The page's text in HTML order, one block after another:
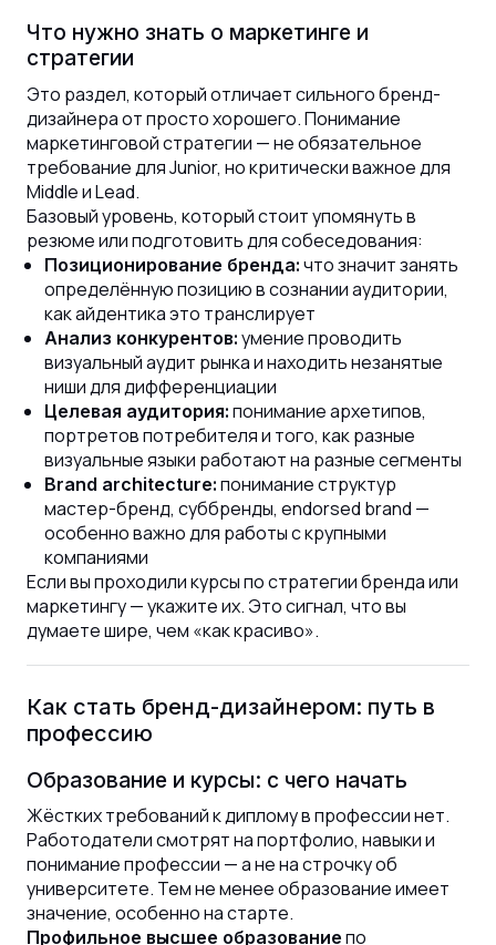
Что нужно знать о маркетинге и
стратегии
Это раздел, который отличает сильного бренд-
дизайнера от просто хорошего. Понимание
маркетинговой стратегии — не обязательное
требование для Junior, но критически важное для
Middle и Lead.
Базовый уровень, который стоит упомянуть в
резюме или подготовить для собеседования:
Позиционирование бренда: что значит занять
определённую позицию в сознании аудитории,
как айдентика это транслирует
Анализ конкурентов: умение проводить
визуальный аудит рынка и находить незанятые
ниши для дифференциации
Целевая аудитория: понимание архетипов,
портретов потребителя и того, как разные
визуальные языки работают на разные сегменты
Brand architecture: понимание структур
мастер-бренд, суббренды, endorsed brand —
особенно важно для работы с крупными
компаниями
Если вы проходили курсы по стратегии бренда или
маркетингу — укажите их. Это сигнал, что вы
думаете шире, чем «как красиво».
Как стать бренд-дизайнером: путь в
профессию
Образование и курсы: с чего начать
Жёстких требований к диплому в профессии нет.
Работодатели смотрят на портфолио, навыки и
понимание профессии — а не на строчку об
университете. Тем не менее образование имеет
значение, особенно на старте.
Профильное высшее образование по